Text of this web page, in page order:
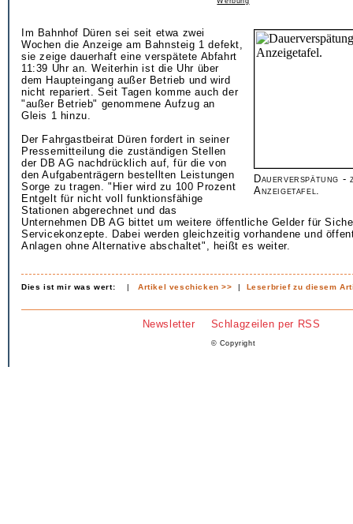
Dauerverspätung -
Anzeigetafel.
Im Bahnhof Düren sei seit etwa zwei
Wochen die Anzeige am Bahnsteig 1 defekt,
sie zeige dauerhaft eine verspätete Abfahrt
11:39 Uhr an. Weiterhin ist die Uhr über
dem Haupteingang außer Betrieb und wird
nicht repariert. Seit Tagen komme auch der
"außer Betrieb" genommene Aufzug an
Gleis 1 hinzu.
Der Fahrgastbeirat Düren fordert in seiner
Pressemitteilung die zuständigen Stellen
der DB AG nachdrücklich auf, für die von
den Aufgabenträgern bestellten Leistungen
Sorge zu tragen. "Hier wird zu 100 Prozent
Entgelt für nicht voll funktionsfähige
Stationen abgerechnet und das
Unternehmen DB AG bittet um weitere öffentliche Gelder für
Servicekonzepte. Dabei werden gleichzeitig vorhandene und
Anlagen ohne Alternative abschaltet", heißt es weiter.
Dies ist mir was wert: |Artikel veschicken >> | Leserbrief zu diesem
Newsletter Schlagzeilen per RSS
© Copyright